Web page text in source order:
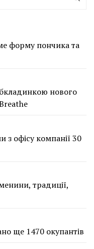
форму пончика та
нового
з офісу компанії 30
традиції,
ще 1470 окупантів